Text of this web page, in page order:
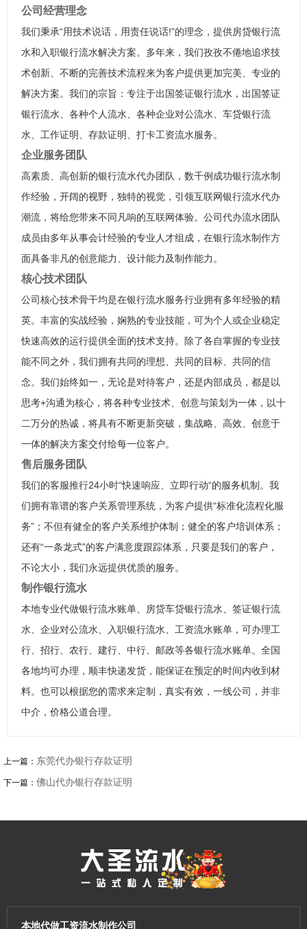
公司经营理念
我们秉承“用技术说话，用责任说话!”的理念，提供房贷银行流
水和入职银行流水解决方案。多年来，我们孜孜不倦地追求技
术创新、不断的完善技术流程来为客户提供更加完美、专业的
解决方案。我们的宗旨：专注于出国签证银行流水，出国签证
银行流水、各种个人流水、各种企业对公流水、车贷银行流
水、工作证明、存款证明、打卡工资流水服务。
企业服务团队
高素质、高创新的银行流水代办团队，数千例成功银行流水制
作经验，开阔的视野，独特的视觉，引领互联网银行流水代办
潮流，将给您带来不同凡响的互联网体验。公司代办流水团队
成员由多年从事会计经验的专业人才组成，在银行流水制作方
面具备非凡的创意能力、设计能力及制作能力。
核心技术团队
公司核心技术骨干均是在银行流水服务行业拥有多年经验的精
英。丰富的实战经验，娴熟的专业技能，可为个人或企业稳定
快速高效的运行提供全面的技术支持。除了各自掌握的专业技
能不同之外，我们拥有共同的理想、共同的目标、共同的信
念。我们始终如一，无论是对待客户，还是内部成员，都是以
思考+沟通为核心，将各种专业技术、创意与策划为一体，以十
二万分的热诚，将具有不断更新突破，集战略、高效、创意于
一体的解决方案交付给每一位客户。
售后服务团队
我们的客服推行24小时“快速响应、立即行动“的服务机制。我
们拥有靠谱的客户关系管理系统，为客户提供“标准化流程化服
务”；不但有健全的客户关系维护体制；健全的客户培训体系；
还有“一条龙式”的客户满意度跟踪体系，只要是我们的客户，
不论大小，我们永远提供优质的服务。
制作银行流水
本地专业代做银行流水账单、房贷车贷银行流水、签证银行流
水、企业对公流水、入职银行流水、工资流水账单，可办理工
行、招行、农行、建行、中行、邮政等各银行流水账单。全国
各地均可办理，顺丰快递发货，能保证在预定的时间内收到材
料。也可以根据您的需求来定制，真实有效，一线公司，并非
中介，价格公道合理。
上一篇： 东莞代办银行存款证明
下一篇： 佛山代办银行存款证明
本地代做工资流水制作公司